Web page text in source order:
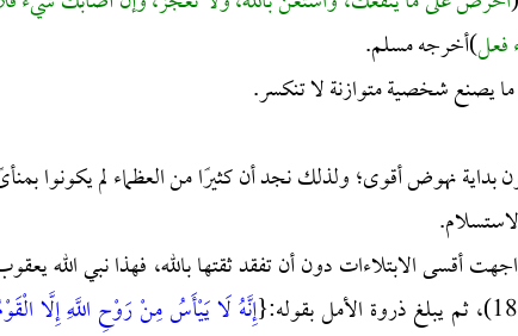
فعل)أخرجه مسلم.
يصنع شخصية متوازنة لا تنكسر.
بداية نهوض أقوى؛ ولذلك نجد أن كثيرًا من العظماء لم يكونوا
أقسى الابتلاءات دون أن تفقد ثقتها بالله، فهذا نبي الله
إِنَّهُ لَا يَيْأَسُ مِنْ رَوْحِ اللَّهِ إِلَّا